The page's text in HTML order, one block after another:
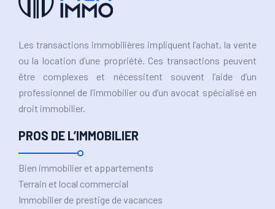
Les transactions immobilières impliquent l’achat, la vente
ou la location d’une propriété. Ces transactions peuvent
être complexes et nécessitent souvent l’aide d’un
professionnel de l’immobilier ou d’un avocat spécialisé en
droit immobilier.
PROS DE L’IMMOBILIER
Bien immobilier et appartements
Terrain et local commercial
Immobilier de prestige de vacances